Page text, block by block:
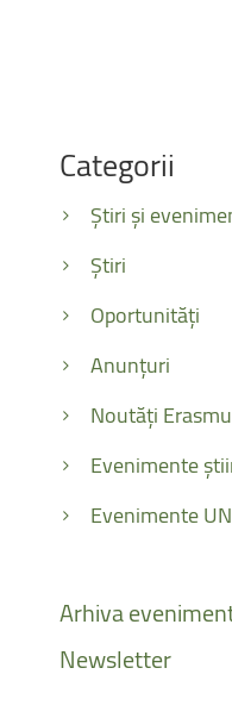
Categorii
Știri și
Știri
Oportunități
Anunțuri
Noutăți
Evenimente
Evenimente
Arhiva
Newsletter